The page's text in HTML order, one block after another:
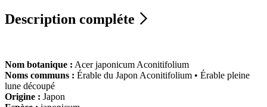
Description compléte
Nom botanique : Acer japonicum Aconitifolium
Noms communs : Érable du Japon Aconitifolium • Érable pleine
lune découpé
Origine : Japon